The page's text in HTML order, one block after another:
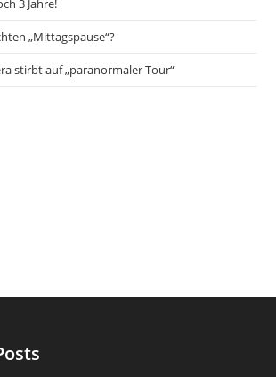
3 Jahre!
„Mittagspause“?
stirbt auf „paranormaler Tour“